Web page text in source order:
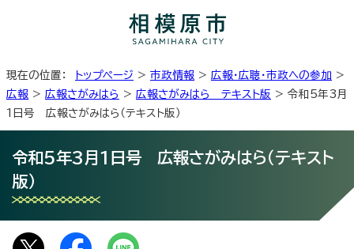
現在の位置： トップページ > 市政情報 > 広報・広聴・市政への参加 >
広報 > 広報さがみはら > 広報さがみはら テキスト版 > 令和5年3月
1日号 広報さがみはら（テキスト版）
令和5年3月1日号 広報さがみはら（テキスト
版）